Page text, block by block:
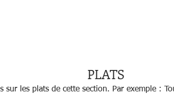
PLATS
sur les plats de cette section. Par exemple :